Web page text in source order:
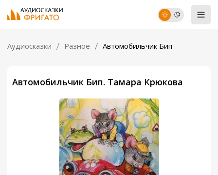
Аудиосказки Разное Автомобильчик Бип
Автомобильчик Бип. Тамара Крюкова